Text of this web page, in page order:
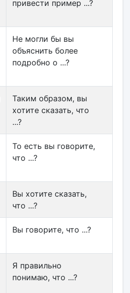
привести пример ...?
Не могли бы вы
объяснить более
подробно о ...?
Таким образом, вы
хотите сказать, что
...?
То есть вы говорите,
что ...?
Вы хотите сказать,
что ...?
Вы говорите, что ...?
Я правильно
понимаю, что ...?